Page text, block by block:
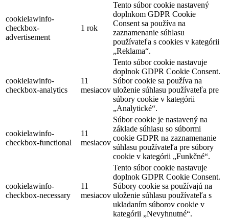
cookielawinfo-
checkbox-
advertisement
1 rok
Tento súbor cookie nastavený
doplnkom GDPR Cookie
Consent sa používa na
zaznamenanie súhlasu
používateľa s cookies v kategórii
„Reklama“.
cookielawinfo-
checkbox-analytics
11
mesiacov
Tento súbor cookie nastavuje
doplnok GDPR Cookie Consent.
Súbor cookie sa používa na
uloženie súhlasu používateľa pre
súbory cookie v kategórii
„Analytické“.
cookielawinfo-
checkbox-functional
11
mesiacov
Súbor cookie je nastavený na
základe súhlasu so súbormi
cookie GDPR na zaznamenanie
súhlasu používateľa pre súbory
cookie v kategórii „Funkčné“.
cookielawinfo-
checkbox-necessary
11
mesiacov
Tento súbor cookie nastavuje
doplnok GDPR Cookie Consent.
Súbory cookie sa používajú na
uloženie súhlasu používateľa s
ukladaním súborov cookie v
kategórii „Nevyhnutné“.